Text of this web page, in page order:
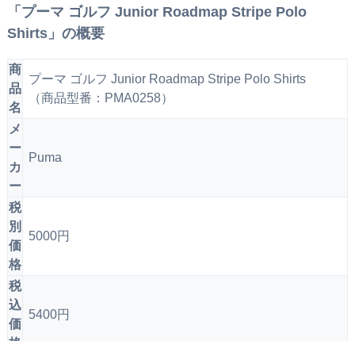
「プーマ ゴルフ Junior Roadmap Stripe Polo
Shirts」の概要
商
品
名
プーマ ゴルフ Junior Roadmap Stripe Polo Shirts
（商品型番：PMA0258）
メ
ー
カ
ー
Puma
税
別
価
格
5000円
税
込
価
5400円